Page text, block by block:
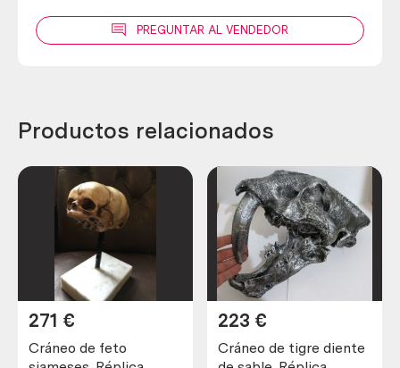
PREGUNTAR AL VENDEDOR
Productos relacionados
Cráneo de feto
271 €
Cráneo de tigre diente
223 €